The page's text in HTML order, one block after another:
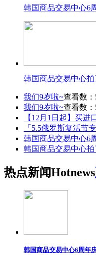
韩国商品交易中心6
韩国商品交易中心
我们9岁啦~查看数：
我们9岁啦~查看数：
【12月1日起】买进
「5.5俄罗斯复活节专
韩国商品交易中心6
韩国商品交易中心
热点新闻Hotnews
韩国商品交易中心6周年